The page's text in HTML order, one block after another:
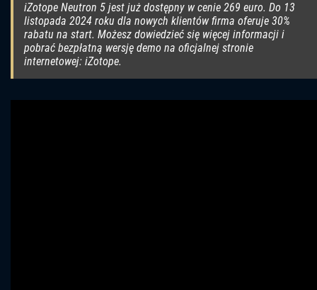
iZotope Neutron 5 jest już dostępny w cenie 269 euro. Do 13
listopada 2024 roku dla nowych klientów firma oferuje 30%
rabatu na start. Możesz dowiedzieć się więcej informacji i
pobrać bezpłatną wersję demo na oficjalnej stronie
internetowej: iZotope.